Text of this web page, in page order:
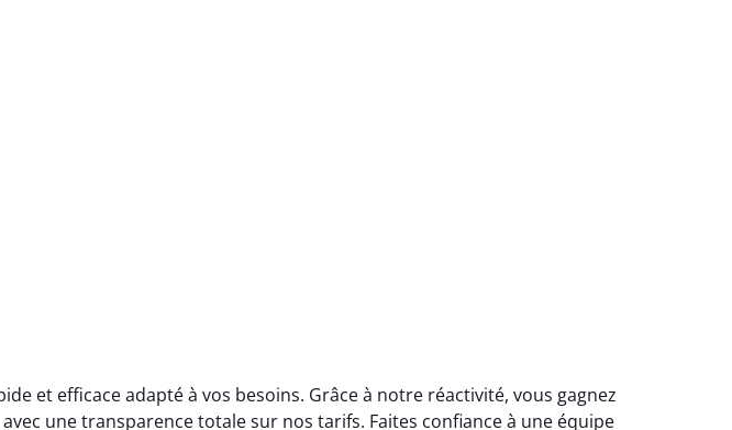
et efficace adapté à vos besoins. Grâce à notre réactivité, vous gagnez
une transparence totale sur nos tarifs. Faites confiance à une équipe